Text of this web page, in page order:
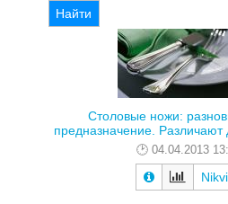
Найти
Столовые ножи:
предназначение. Различают
04.04.2013